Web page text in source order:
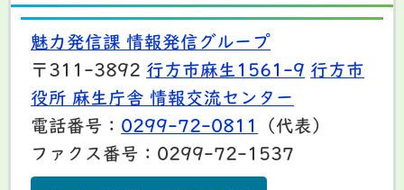
魅力発信課 情報発信グループ
〒311-3892 行方市麻生1561-9 行方市
役所 麻生庁舎 情報交流センター
電話番号： 0299-72-0811
（代表）
ファクス番号：0299-72-1537